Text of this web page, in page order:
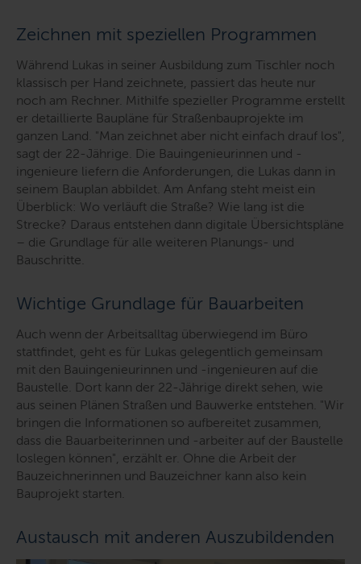
Zeichnen mit speziellen Programmen
Während Lukas in seiner Ausbildung zum Tischler noch
klassisch per Hand zeichnete, passiert das heute nur
noch am Rechner. Mithilfe spezieller Programme erstellt
er detaillierte Baupläne für Straßenbauprojekte im
ganzen Land. "Man zeichnet aber nicht einfach drauf los",
sagt der 22-Jährige. Die Bauingenieurinnen und -
ingenieure liefern die Anforderungen, die Lukas dann in
seinem Bauplan abbildet. Am Anfang steht meist ein
Überblick: Wo verläuft die Straße? Wie lang ist die
Strecke? Daraus entstehen dann digitale Übersichtspläne
– die Grundlage für alle weiteren Planungs- und
Bauschritte.
Wichtige Grundlage für Bauarbeiten
Auch wenn der Arbeitsalltag überwiegend im Büro
stattfindet, geht es für Lukas gelegentlich gemeinsam
mit den Bauingenieurinnen und -ingenieuren auf die
Baustelle. Dort kann der 22-Jährige direkt sehen, wie
aus seinen Plänen Straßen und Bauwerke entstehen. "Wir
bringen die Informationen so aufbereitet zusammen,
dass die Bauarbeiterinnen und -arbeiter auf der Baustelle
loslegen können", erzählt er. Ohne die Arbeit der
Bauzeichnerinnen und Bauzeichner kann also kein
Bauprojekt starten.
Austausch mit anderen Auszubildenden